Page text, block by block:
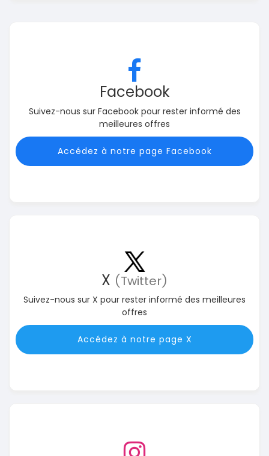
Facebook
Suivez-nous sur Facebook pour rester informé des
meilleures offres
Accédez à notre page Facebook
X (Twitter)
Suivez-nous sur X pour rester informé des meilleures
offres
Accédez à notre page X